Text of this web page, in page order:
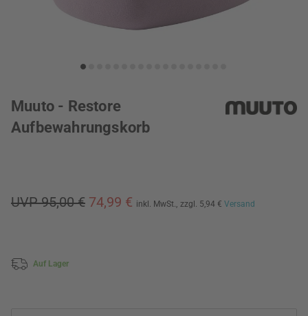
Muuto - Restore
Aufbewahrungskorb
UVP 95,00 € 74,99 € inkl. MwSt., zzgl. 5,94 € Versand
Auf Lager